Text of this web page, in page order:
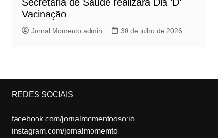
Secretaria de Saúde realizará Dia ‘D’
Vacinação
Jornal Momento admin 30 de julho de 2026
REDES SOCIAIS
facebook.com/jornalmomentoosorio
instagram.com/jornalmomemto